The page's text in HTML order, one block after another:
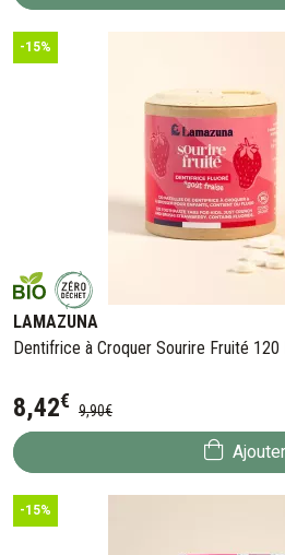
-15%
LAMAZUNA
Dentifrice à Croquer Sourire Fruité 120
8,42€ 9,90€
Ajouter
-15%